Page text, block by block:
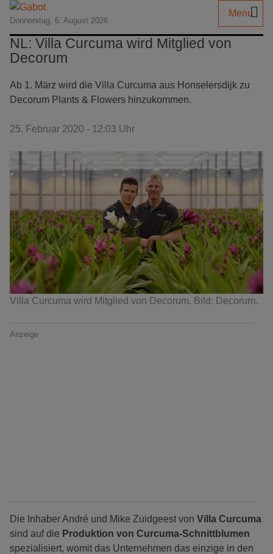
Donnerstag, 6. August 2026
Menu
NL: Villa Curcuma wird Mitglied von
Decorum
Ab 1. März wird die Villa Curcuma aus Honselersdijk zu
Decorum Plants & Flowers hinzukommen.
25. Februar 2020 - 12:03 Uhr
Villa Curcuma wird Mitglied von Decorum. Bild: Decorum.
Anzeige
Die Inhaber André und Mike Zuidgeest von Villa Curcuma
sind auf die Produktion von Curcuma-Schnittblumen
spezialisiert, womit das Unternehmen das einzige in den